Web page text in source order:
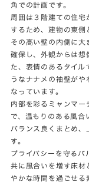
角での計画です。
周囲は３階建ての住
するため、建物の東側
その高い壁の内側に
確保し、外観からは想
た、表情のあるタイル
うなナナメの袖壁がや
なっています。
内部を彩るミャンマ
で、温もりのある風合
バランス良くまとめ、
す。
プライバシーを守るバ
共に風合いを増す床材
やかな時間を過ごせる